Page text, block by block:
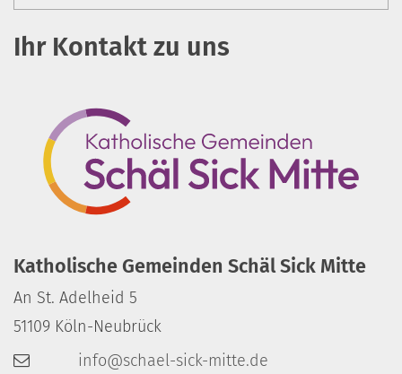
Ihr Kontakt zu uns
Katholische Gemeinden Schäl Sick Mitte
An St. Adelheid 5
51109 Köln-Neubrück
info@schael-sick-mitte.de